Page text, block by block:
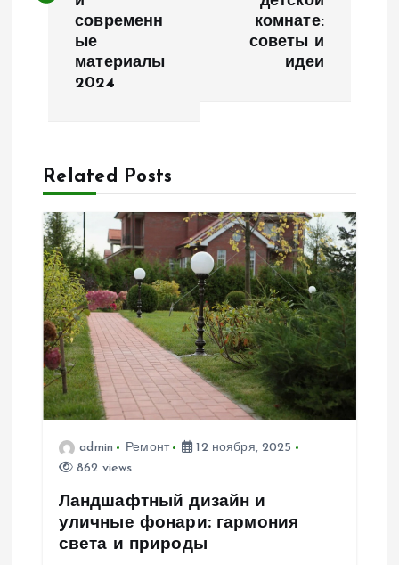
и
и
я
п
о
з
а
современн
ые
материалы
2024
комнате:
советы и
идеи
Related Posts
admin Ремонт
12 ноября, 2025
862 views
Ландшафтный дизайн и
уличные фонари: гармония
света и природы